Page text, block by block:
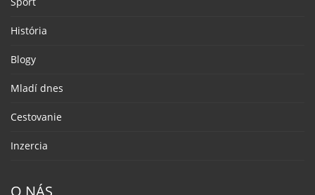
História
Blogy
Mladí dnes
Cestovanie
Inzercia
O NÁS